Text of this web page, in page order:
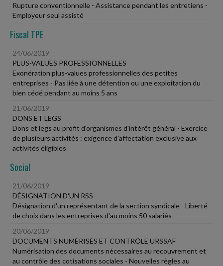
Rupture conventionnelle - Assistance pendant les entretiens -
Employeur seul assisté
Fiscal TPE
24/06/2019
PLUS-VALUES PROFESSIONNELLES
Exonération plus-values professionnelles des petites
entreprises - Pas liée à une détention ou une exploitation du
bien cédé pendant au moins 5 ans
21/06/2019
DONS ET LEGS
Dons et legs au profit d'organismes d'intérêt général - Exercice
de plusieurs activités : exigence d'affectation exclusive aux
activités éligibles
Social
21/06/2019
DÉSIGNATION D'UN RSS
Désignation d'un représentant de la section syndicale - Liberté
de choix dans les entreprises d'au moins 50 salariés
20/06/2019
DOCUMENTS NUMÉRISÉS ET CONTRÔLE URSSAF
Numérisation des documents nécessaires au recouvrement et
au contrôle des cotisations sociales - Nouvelles règles au